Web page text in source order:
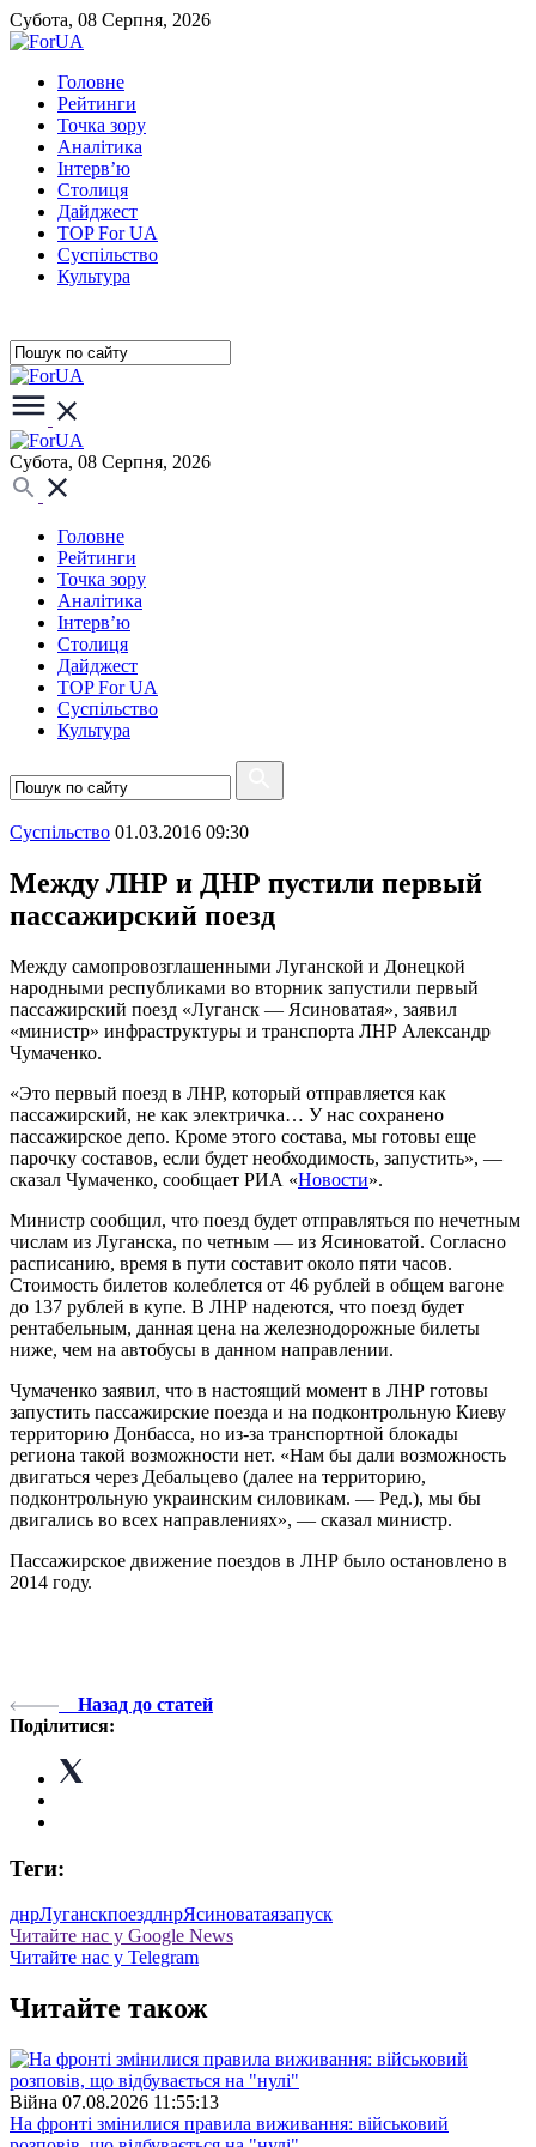
Субота, 08 Серпня, 2026
Головне
Рейтинги
Точка зору
Аналітика
Інтерв’ю
Столиця
Дайджест
TOP For UA
Суспiльство
Культура
Субота, 08 Серпня, 2026
Головне
Рейтинги
Точка зору
Аналітика
Інтерв’ю
Столиця
Дайджест
TOP For UA
Суспiльство
Культура
Суспiльство 01.03.2016 09:30
Между ЛНР и ДНР пустили первый
пассажирский поезд
Между самопровозглашенными Луганской и Донецкой
народными республиками во вторник запустили первый
пассажирский поезд «Луганск — Ясиноватая», заявил
«министр» инфраструктуры и транспорта ЛНР Александр
Чумаченко.
«Это первый поезд в ЛНР, который отправляется как
пассажирский, не как электричка… У нас сохранено
пассажирское депо. Кроме этого состава, мы готовы еще
парочку составов, если будет необходимость, запустить», —
сказал Чумаченко, сообщает РИА «Новости».
Министр сообщил, что поезд будет отправляться по нечетным
числам из Луганска, по четным — из Ясиноватой. Согласно
расписанию, время в пути составит около пяти часов.
Стоимость билетов колеблется от 46 рублей в общем вагоне
до 137 рублей в купе. В ЛНР надеются, что поезд будет
рентабельным, данная цена на железнодорожные билеты
ниже, чем на автобусы в данном направлении.
Чумаченко заявил, что в настоящий момент в ЛНР готовы
запустить пассажирские поезда и на подконтрольную Киеву
территорию Донбасса, но из-за транспортной блокады
региона такой возможности нет. «Нам бы дали возможность
двигаться через Дебальцево (далее на территорию,
подконтрольную украинским силовикам. — Ред.), мы бы
двигались во всех направлениях», — сказал министр.
Пассажирское движение поездов в ЛНР было остановлено в
2014 году.
Назад до статей
Поділитися:
Теги:
днрЛуганскпоездлнрЯсиноватаязапуск
Читайте нас у Google News
Читайте нас у Telegram
Читайте також
Війна 07.08.2026 11:55:13
На фронті змінилися правила виживання: військовий